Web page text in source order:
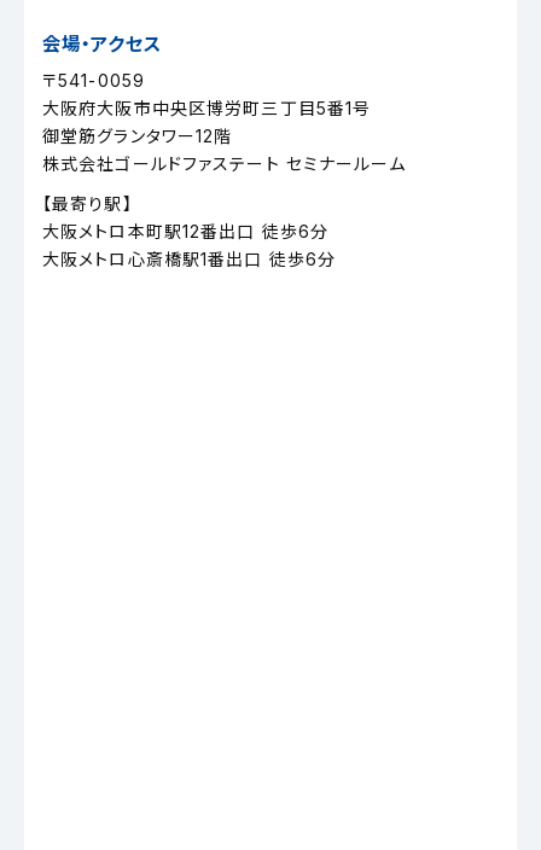
会場・アクセス
〒541-0059
大阪府大阪市中央区博労町三丁目5番1号
御堂筋グランタワー12階
株式会社ゴールドファステート セミナールーム
【最寄り駅】
大阪メトロ本町駅12番出口 徒歩6分
大阪メトロ心斎橋駅1番出口 徒歩6分